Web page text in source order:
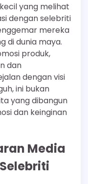
yang melihat
dengan selebriti
mereka
di dunia maya.
produk,
dan
dengan visi
ini bukan
yang dibangun
dan keinginan
Media